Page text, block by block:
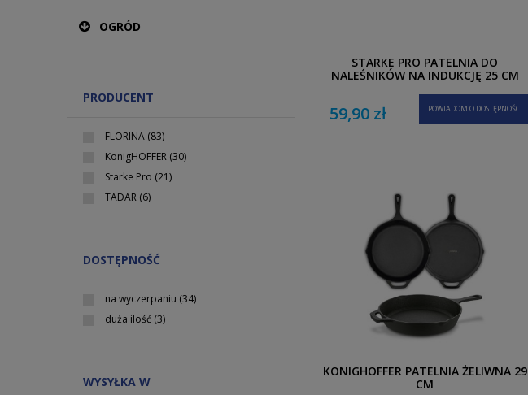
OGRÓD
PRODUCENT
FLORINA (83)
KonigHOFFER (30)
Starke Pro (21)
TADAR (6)
DOSTĘPNOŚĆ
na wyczerpaniu (34)
duża ilość (3)
WYSYŁKA W
STARKE PRO PATELNIA DO
NALEŚNIKÓW NA INDUKCJĘ 25 CM
59,90 zł POWIADOM O DOSTĘPNOŚCI
KONIGHOFFER PATELNIA ŻELIWNA 29
CM